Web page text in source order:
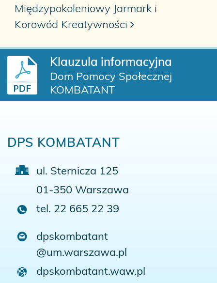
Nawigacja po artykułach
Międzypokoleniowy Jarmark i
Korowód Kreatywności
Klauzula informacyjna
Dom Pomocy Społecznej
KOMBATANT
DPS KOMBATANT
ul. Sternicza 125
01-350 Warszawa
tel. 22 665 22 39
dpskombatant
@um.warszawa.pl
dpskombatant.waw.pl